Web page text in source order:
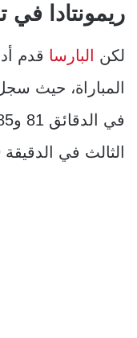
ريمونتادا في
لكن البارسا قدم
المباراة، حيث
الثالث في الدقيقة 89.